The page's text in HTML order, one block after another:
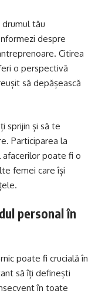
drumul tău
despre
Citirea
o perspectivă
să depășească
sprijin și să te
Participarea la
poate fi o
femei care își
personal în
poate fi crucială în
să îți definești
în toate